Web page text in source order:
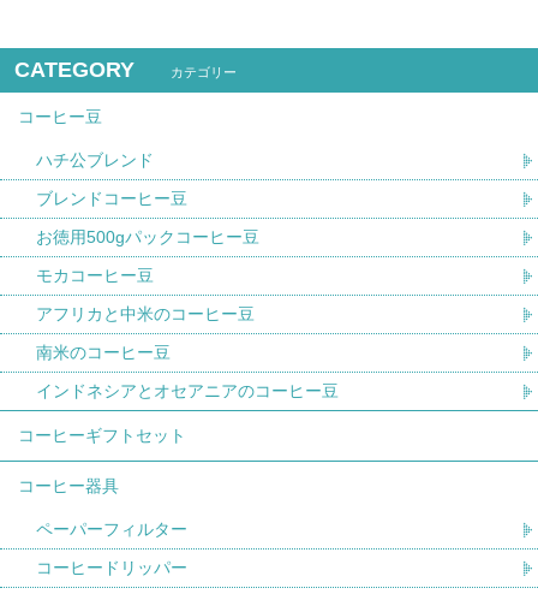
CATEGORY カテゴリー
コーヒー豆
ハチ公ブレンド
ブレンドコーヒー豆
お徳用500gパックコーヒー豆
モカコーヒー豆
アフリカと中米のコーヒー豆
南米のコーヒー豆
インドネシアとオセアニアのコーヒー豆
コーヒーギフトセット
コーヒー器具
ペーパーフィルター
コーヒードリッパー